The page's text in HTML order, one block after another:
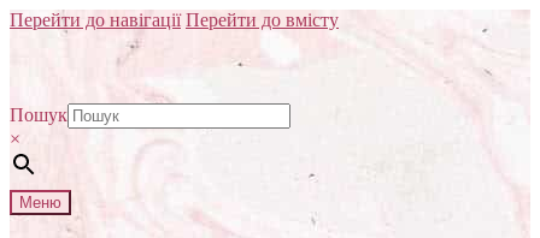
Перейти до навігації Перейти до вмісту
Пошук
×
Меню